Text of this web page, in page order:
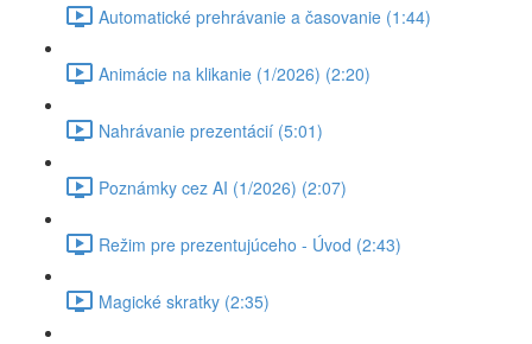
Automatické prehrávanie a časovanie (1:44)
Animácie na klikanie (1/2026) (2:20)
Nahrávanie prezentácií (5:01)
Poznámky cez AI (1/2026) (2:07)
Režim pre prezentujúceho - Úvod (2:43)
Magické skratky (2:35)